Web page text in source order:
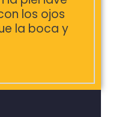
los ojos
la boca y